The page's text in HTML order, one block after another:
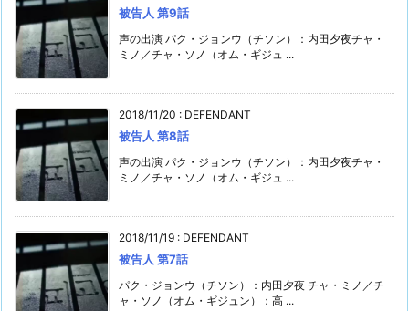
被告人 第9話
声の出演 パク・ジョンウ（チソン）：内田夕夜チャ・
ミノ／チャ・ソノ（オム・ギジュ ...
2018/11/20 : DEFENDANT
被告人 第8話
声の出演 パク・ジョンウ（チソン）：内田夕夜チャ・
ミノ／チャ・ソノ（オム・ギジュ ...
2018/11/19 : DEFENDANT
被告人 第7話
パク・ジョンウ（チソン）：内田夕夜 チャ・ミノ／チ
ャ・ソノ（オム・ギジュン）：高 ...